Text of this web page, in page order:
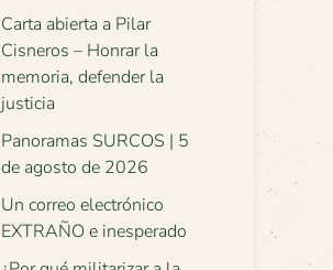
Carta abierta a Pilar
Cisneros – Honrar la
memoria, defender la
justicia
Panoramas SURCOS | 5
de agosto de 2026
Un correo electrónico
EXTRAÑO e inesperado